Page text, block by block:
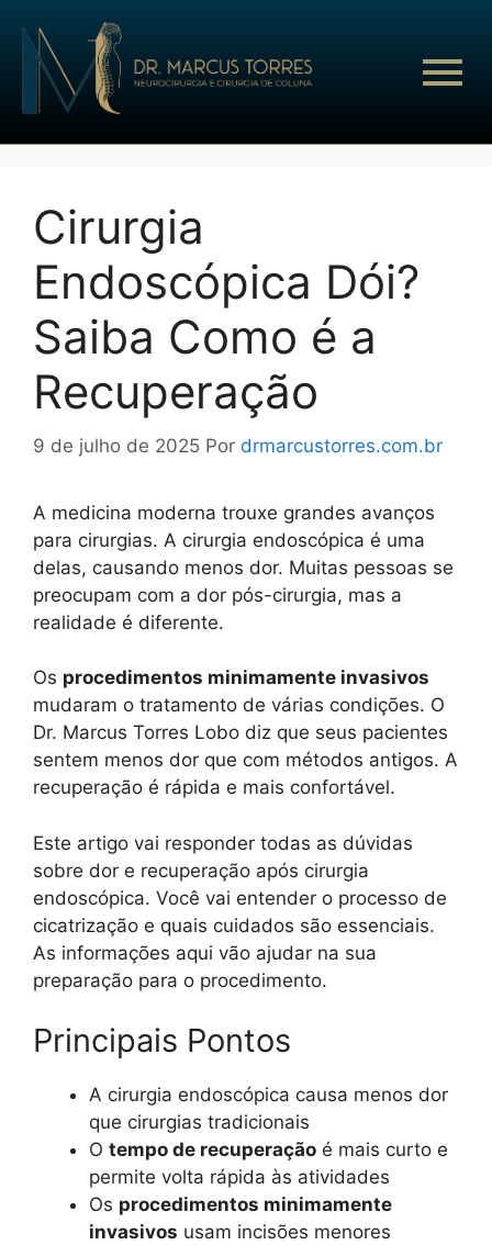
Cirurgia
Endoscópica Dói?
Saiba Como é a
Recuperação
9 de julho de 2025 Por drmarcustorres.com.br
A medicina moderna trouxe grandes avanços
para cirurgias. A cirurgia endoscópica é uma
delas, causando menos dor. Muitas pessoas se
preocupam com a dor pós-cirurgia, mas a
realidade é diferente.
Os procedimentos minimamente invasivos
mudaram o tratamento de várias condições. O
Dr. Marcus Torres Lobo diz que seus pacientes
sentem menos dor que com métodos antigos. A
recuperação é rápida e mais confortável.
Este artigo vai responder todas as dúvidas
sobre dor e recuperação após cirurgia
endoscópica. Você vai entender o processo de
cicatrização e quais cuidados são essenciais.
As informações aqui vão ajudar na sua
preparação para o procedimento.
Principais Pontos
A cirurgia endoscópica causa menos dor
que cirurgias tradicionais
O tempo de recuperação é mais curto e
permite volta rápida às atividades
Os procedimentos minimamente
invasivos usam incisões menores